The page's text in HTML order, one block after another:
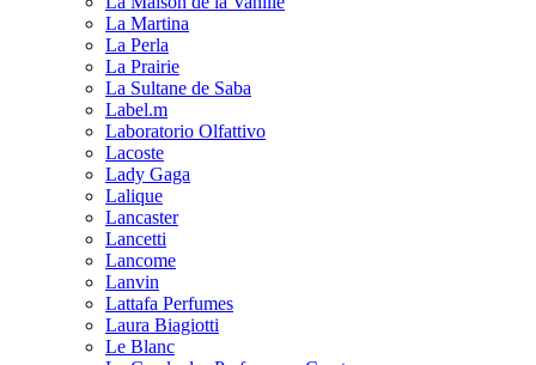
La Martina
La Perla
La Prairie
La Sultane de Saba
Label.m
Laboratorio Olfattivo
Lacoste
Lady Gaga
Lalique
Lancaster
Lancetti
Lancome
Lanvin
Lattafa Perfumes
Laura Biagiotti
Le Blanc